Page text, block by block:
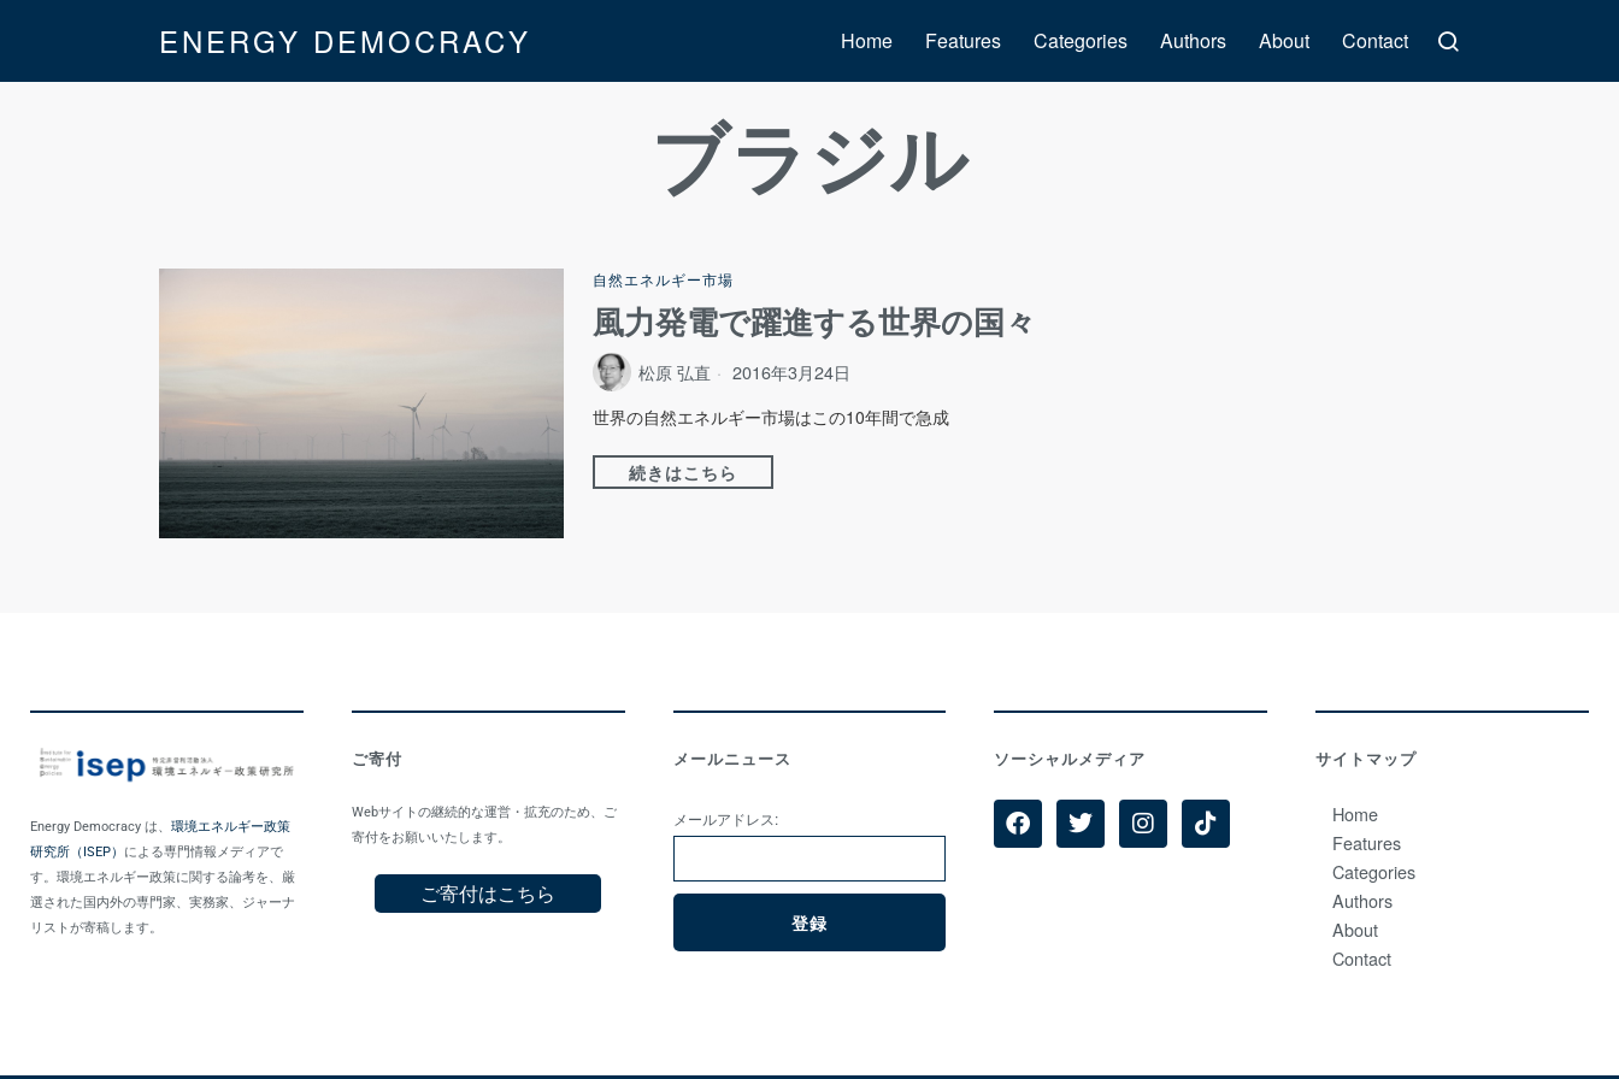
ENERGY DEMOCRACY Home Features Categories Authors About Contact
ブラジル
自然エネルギー市場
風力発電で躍進する世界の国々
松原 弘直 2016年3月24日
世界の自然エネルギー市場はこの10年間で急成
続きはこちら
Energy Democracy は、 環境エネルギー政策
研究所（ISEP） による専門情報メディアで
す。環境エネルギー政策に関する論考を、厳
選された国内外の専門家、実務家、ジャーナ
リストが寄稿します。
ご寄付
Webサイトの継続的な運営・拡充のため、ご
寄付をお願いいたします。
ご寄付はこちら
メールニュース
メールアドレス:
ソーシャルメディア サイトマップ
Home
Features
Categories
Authors
About
Contact